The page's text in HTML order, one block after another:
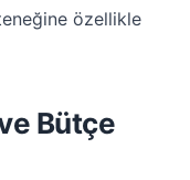
özellikle
Bütçe